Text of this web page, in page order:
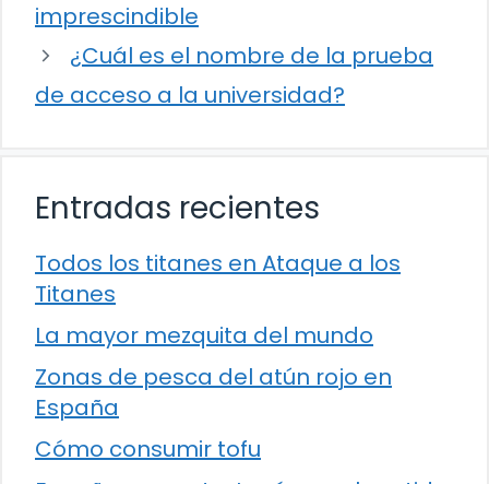
imprescindible
¿Cuál es el nombre de la prueba
de acceso a la universidad?
Entradas recientes
Todos los titanes en Ataque a los
Titanes
La mayor mezquita del mundo
Zonas de pesca del atún rojo en
España
Cómo consumir tofu